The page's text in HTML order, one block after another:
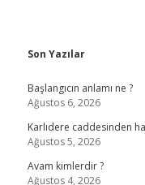
Sidebar
Son Yazılar
Başlangıcın anlamı ne ?
Ağustos 6, 2026
Karlıdere caddesinden
Ağustos 5, 2026
Avam kimlerdir ?
Ağustos 4, 2026
betexper giriş